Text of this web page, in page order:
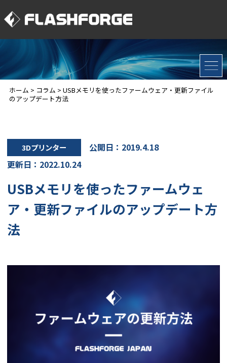
ホーム > コラム > USBメモリを使ったファームウェア・更新ファイル
のアップデート方法
3Dプリンター
公開日：2019.4.18
更新日：2022.10.24
USBメモリを使ったファームウェ
ア・更新ファイルのアップデート方
法